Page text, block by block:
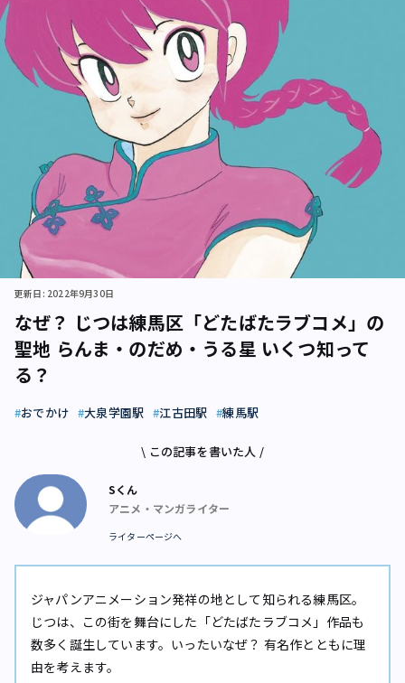
なぜ？ じつは練馬区「どたばたラブコメ」の
聖地 らんま・のだめ・うる星 いくつ知って
る？
更新日: 2022年9月30日
おでかけ 大泉学園駅 江古田駅 練馬駅
\ この記事を書いた人 /
Sくん
アニメ・マンガライター
ライターページへ
ジャパンアニメーション発祥の地として知られる練馬区。
じつは、この街を舞台にした「どたばたラブコメ」作品も
数多く誕生しています。いったいなぜ？ 有名作とともに理
由を考えます。